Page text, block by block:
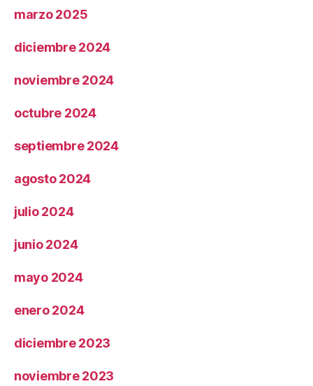
marzo 2025
diciembre 2024
noviembre 2024
octubre 2024
septiembre 2024
agosto 2024
julio 2024
junio 2024
mayo 2024
enero 2024
diciembre 2023
noviembre 2023